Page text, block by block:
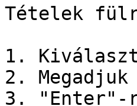
Tételek
1.
2.
3. "Enter"-